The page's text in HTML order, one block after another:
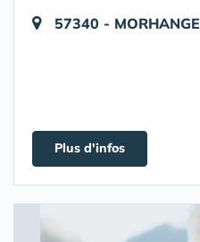
57340 - MORHANGE
Plus d'infos